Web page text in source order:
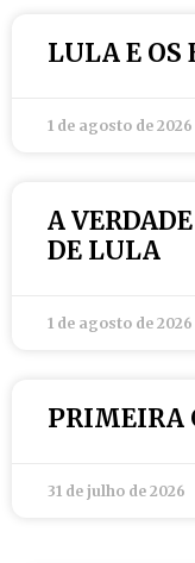
LULA E OS
1 de agosto de 2026
A
DE LULA
1 de agosto de 2026
PRIMEIRA
31 de julho de 2026